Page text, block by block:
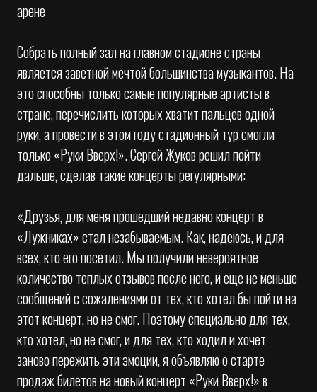
арене
Собрать полный зал на главном стадионе страны
является заветной мечтой большинства музыкантов. На
это способны только самые популярные артисты в
стране, перечислить которых хватит пальцев одной
руки, а провести в этом году стадионный тур смогли
только «Руки Вверх!». Сергей Жуков решил пойти
дальше, сделав такие концерты регулярными:
«Друзья, для меня прошедший недавно концерт в
«Лужниках» стал незабываемым. Как, надеюсь, и для
всех, кто его посетил. Мы получили невероятное
количество теплых отзывов после него, и еще не меньше
сообщений с сожалениями от тех, кто хотел бы пойти на
этот концерт, но не смог. Поэтому специально для тех,
кто хотел, но не смог, и для тех, кто ходил и хочет
заново пережить эти эмоции, я объявляю о старте
продаж билетов на новый концерт «Руки Вверх!» в